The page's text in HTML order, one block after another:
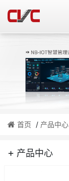
首页 / 产品中心
+ 产品中心